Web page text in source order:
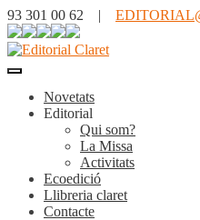
93 301 00 62 |
Novetats
Editorial
Qui som?
La Missa
Activitats
Ecoedició
Llibreria claret
Contacte